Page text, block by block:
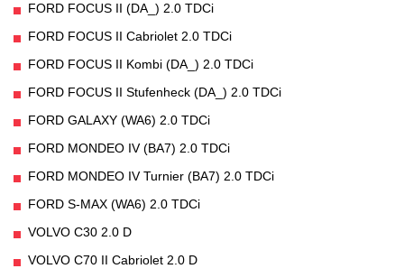
FORD FOCUS II (DA_) 2.0 TDCi
FORD FOCUS II Cabriolet 2.0 TDCi
FORD FOCUS II Kombi (DA_) 2.0 TDCi
FORD FOCUS II Stufenheck (DA_) 2.0 TDCi
FORD GALAXY (WA6) 2.0 TDCi
FORD MONDEO IV (BA7) 2.0 TDCi
FORD MONDEO IV Turnier (BA7) 2.0 TDCi
FORD S-MAX (WA6) 2.0 TDCi
VOLVO C30 2.0 D
VOLVO C70 II Cabriolet 2.0 D